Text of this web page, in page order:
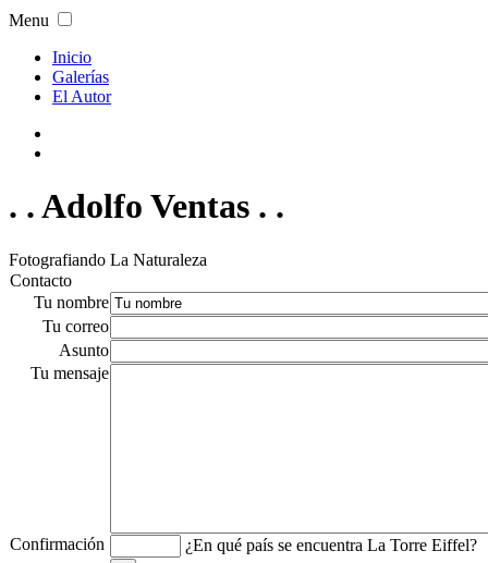
Menu
Inicio
Galerías
El Autor
. . Adolfo Ventas . .
Fotografiando La Naturaleza
Contacto
Tu nombre
Tu correo
Asunto
Tu mensaje
Confirmación ¿En qué país se encuentra La Torre Eiffel?